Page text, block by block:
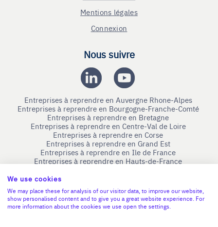
Mentions légales
Connexion
Nous suivre
Entreprises à reprendre en Auvergne Rhone-Alpes
Entreprises à reprendre en Bourgogne-Franche-Comté
Entreprises à reprendre en Bretagne
Entreprises à reprendre en Centre-Val de Loire
Entreprises à reprendre en Corse
Entreprises à reprendre en Grand Est
Entreprises à reprendre en Ile de France
Entreprises à reprendre en Hauts-de-France
Entreprises à reprendre en Nouvelle-Aquitaine
Entreprises à reprendre en Occitanie
Entreprises à reprendre en Pays de la Loire
Entreprises à reprendre en Provence-Alpes-Côte d'Azur
We use cookies
We may place these for analysis of our visitor data, to improve our website,
show personalised content and to give you a great website experience. For
more information about the cookies we use open the settings.